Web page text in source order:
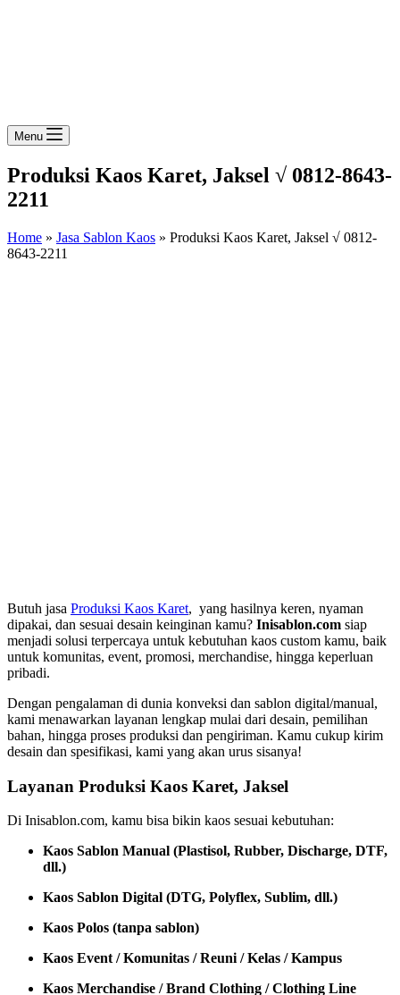
Menu
Produksi Kaos Karet, Jaksel √ 0812-8643-
2211
Home » Jasa Sablon Kaos » Produksi Kaos Karet, Jaksel √ 0812-
8643-2211
Butuh jasa Produksi Kaos Karet, yang hasilnya keren, nyaman
dipakai, dan sesuai desain keinginan kamu? Inisablon.com siap
menjadi solusi terpercaya untuk kebutuhan kaos custom kamu, baik
untuk komunitas, event, promosi, merchandise, hingga keperluan
pribadi.
Dengan pengalaman di dunia konveksi dan sablon digital/manual,
kami menawarkan layanan lengkap mulai dari desain, pemilihan
bahan, hingga proses produksi dan pengiriman. Kamu cukup kirim
desain dan spesifikasi, kami yang akan urus sisanya!
Layanan Produksi Kaos Karet, Jaksel
Di Inisablon.com, kamu bisa bikin kaos sesuai kebutuhan:
Kaos Sablon Manual (Plastisol, Rubber, Discharge, DTF,
dll.)
Kaos Sablon Digital (DTG, Polyflex, Sublim, dll.)
Kaos Polos (tanpa sablon)
Kaos Event / Komunitas / Reuni / Kelas / Kampus
Kaos Merchandise / Brand Clothing / Clothing Line